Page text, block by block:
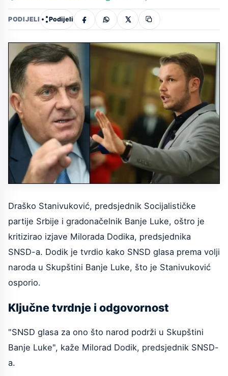
PODIJELI Podijeli
Draško Stanivuković, predsjednik Socijalističke
partije Srbije i gradonačelnik Banje Luke, oštro je
kritizirao izjave Milorada Dodika, predsjednika
SNSD-a. Dodik je tvrdio kako SNSD glasa prema volji
naroda u Skupštini Banje Luke, što je Stanivuković
osporio.
Ključne tvrdnje i odgovornost
"SNSD glasa za ono što narod podrži u Skupštini
Banje Luke", kaže Milorad Dodik, predsjednik SNSD-
a.